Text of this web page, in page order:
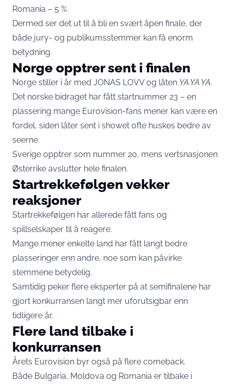
Romania – 5 %
Dermed ser det ut til å bli en svært åpen finale, der
både jury- og publikumsstemmer kan få enorm
betydning.
Norge opptrer sent i finalen
Norge stiller i år med JONAS LOVV og låten YA YA YA.
Det norske bidraget har fått startnummer 23 – en
plassering mange Eurovision-fans mener kan være en
fordel, siden låter sent i showet ofte huskes bedre av
seerne.
Sverige opptrer som nummer 20, mens vertsnasjonen
Østerrike avslutter hele finalen.
Startrekkefølgen vekker
reaksjoner
Startrekkefølgen har allerede fått fans og
spillselskaper til å reagere.
Mange mener enkelte land har fått langt bedre
plasseringer enn andre, noe som kan påvirke
stemmene betydelig.
Samtidig peker flere eksperter på at semifinalene har
gjort konkurransen langt mer uforutsigbar enn
tidligere år.
Flere land tilbake i
konkurransen
Årets Eurovision byr også på flere comeback.
Både Bulgaria, Moldova og Romania er tilbake i